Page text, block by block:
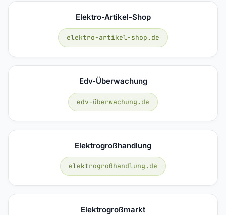
Elektro-Artikel-Shop
elektro-artikel-shop.de
Edv-Überwachung
edv-überwachung.de
Elektrogroßhandlung
elektrogroßhandlung.de
Elektrogroßmarkt